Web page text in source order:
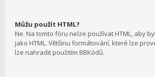
Můžu použít HTML?
Ne. Na tomto fóru nelze používat HTML, aby
jako HTML. Většinu formátování, které lze
lze nahradit použitím BBKódů.